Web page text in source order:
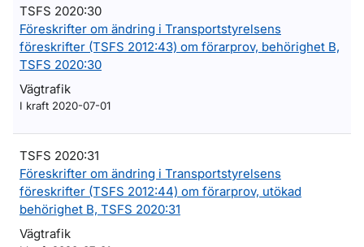
TSFS 2020:30
Föreskrifter om ändring i Transportstyrelsens
föreskrifter (TSFS 2012:43) om förarprov, behörighet B,
TSFS 2020:30
Vägtrafik
I kraft 2020-07-01
TSFS 2020:31
Föreskrifter om ändring i Transportstyrelsens
föreskrifter (TSFS 2012:44) om förarprov, utökad
behörighet B, TSFS 2020:31
Vägtrafik